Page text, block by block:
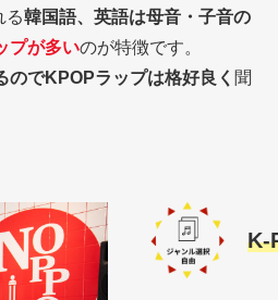
る韓国語、英語は母音・子音の
プが多いのが特徴です。
でKPOPラップは格好良く 聞
K-